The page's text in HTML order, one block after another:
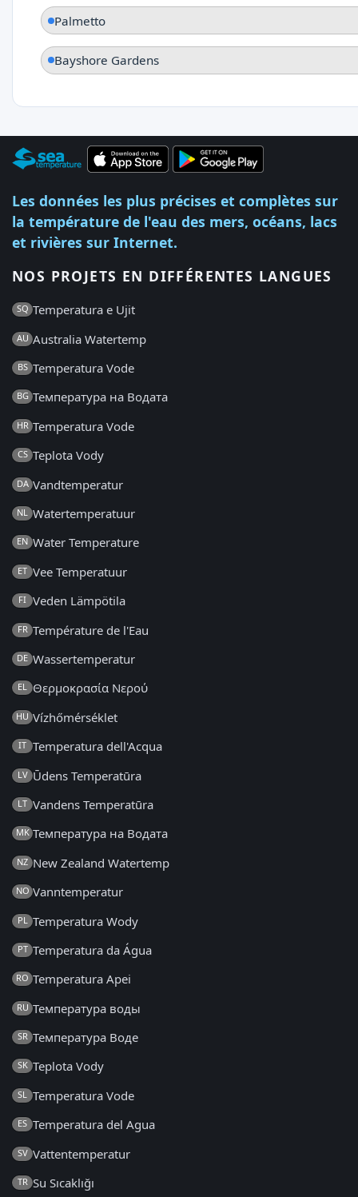
Palmetto
Bayshore Gardens
Les données les plus précises et complètes sur
la température de l'eau des mers, océans, lacs
et rivières sur Internet.
NOS PROJETS EN DIFFÉRENTES LANGUES
SQ Temperatura e Ujit
AU Australia Watertemp
BS Temperatura Vode
BG Температура на Водата
HR Temperatura Vode
CS Teplota Vody
DA Vandtemperatur
NL Watertemperatuur
EN Water Temperature
ET Vee Temperatuur
FI Veden Lämpötila
FR Température de l'Eau
DE Wassertemperatur
EL Θερμοκρασία Νερού
HU Vízhőmérséklet
IT Temperatura dell'Acqua
LV Ūdens Temperatūra
LT Vandens Temperatūra
MK Температура на Водата
NZ New Zealand Watertemp
NO Vanntemperatur
PL Temperatura Wody
PT Temperatura da Água
RO Temperatura Apei
RU Температура воды
SR Температура Воде
SK Teplota Vody
SL Temperatura Vode
ES Temperatura del Agua
SV Vattentemperatur
TR Su Sıcaklığı